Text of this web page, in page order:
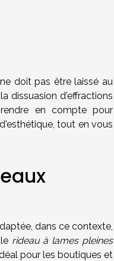
doit pas être laissé au
dissuasion d'effractions
en compte pour
tout en vous
dans ce contexte,
rideau à lames pleines
pour les boutiques et